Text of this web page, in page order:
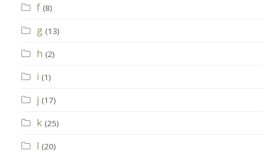
f (8)
g (13)
h (2)
i (1)
j (17)
k (25)
l (20)